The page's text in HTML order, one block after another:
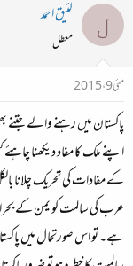
ل لئیق احمد
معطل
مئی 9، 2015
پاکستان میں رہنے والے
اپنے ملک کا مفاد دیکھنا
کے مفادات کی تحریک چلانا
عرب کی سالمت کو یمن کے
ہے۔ تو اس صورتحال میں